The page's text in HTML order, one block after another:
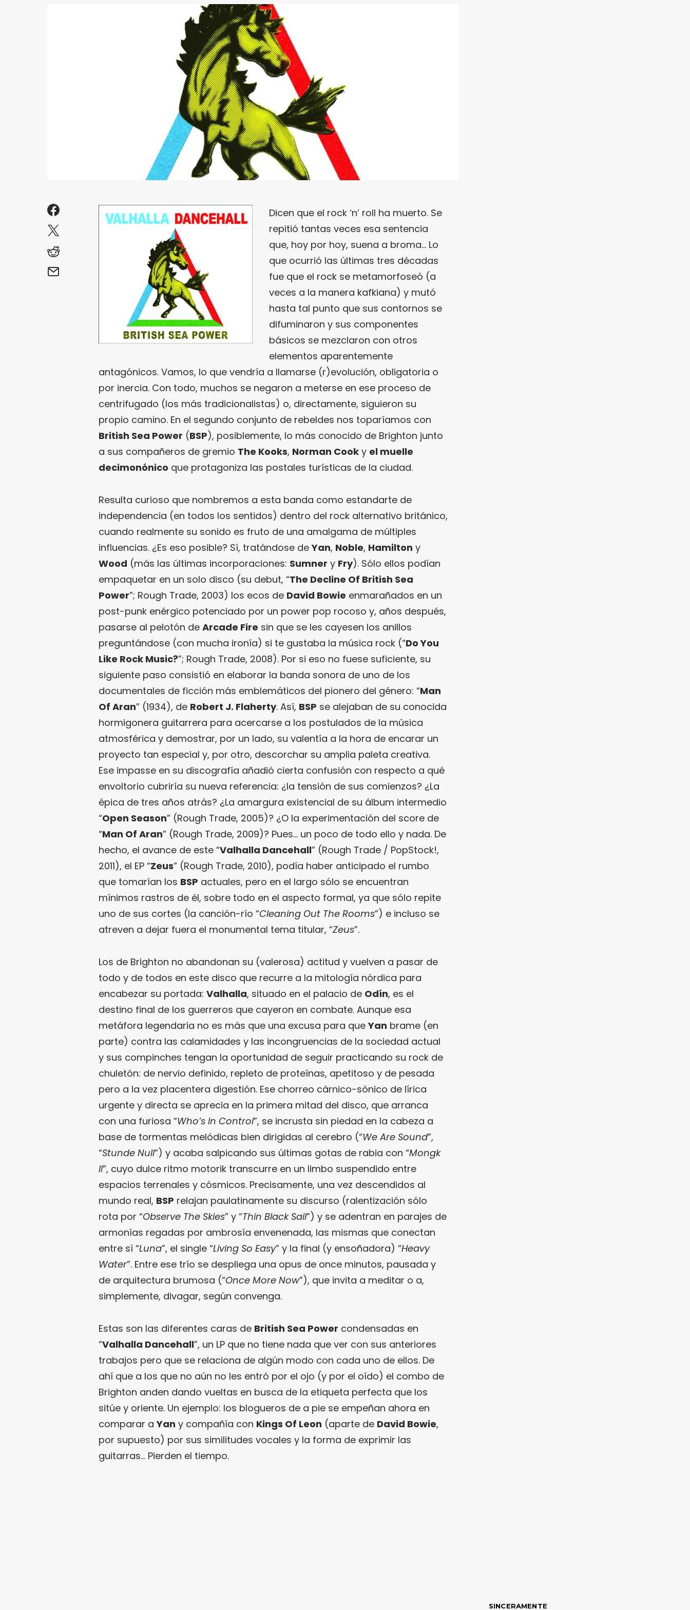
Dicen que el rock ‘n’ roll ha muerto. Se
repitió tantas veces esa sentencia
que, hoy por hoy, suena a broma… Lo
que ocurrió las últimas tres décadas
fue que el rock se metamorfoseó (a
veces a la manera kafkiana) y mutó
hasta tal punto que sus contornos se
difuminaron y sus componentes
básicos se mezclaron con otros
elementos aparentemente
antagónicos. Vamos, lo que vendría a llamarse (r)evolución, obligatoria o
por inercia. Con todo, muchos se negaron a meterse en ese proceso de
centrifugado (los más tradicionalistas) o, directamente, siguieron su
propio camino. En el segundo conjunto de rebeldes nos toparíamos con
British Sea Power (BSP), posiblemente, lo más conocido de Brighton junto
a sus compañeros de gremio The Kooks, Norman Cook y el muelle
decimonónico que protagoniza las postales turísticas de la ciudad.
Resulta curioso que nombremos a esta banda como estandarte de
independencia (en todos los sentidos) dentro del rock alternativo británico,
cuando realmente su sonido es fruto de una amalgama de múltiples
influencias. ¿Es eso posible? Sí, tratándose deYan, Noble, Hamilton y
Wood (más las últimas incorporaciones: Sumner y Fry). Sólo ellos podían
empaquetar en un solo disco (su debut, “The Decline Of British Sea
Power”; Rough Trade, 2003) los ecos de David Bowie enmarañados en un
post-punk enérgico potenciado por un power pop rocoso y, años después,
pasarse al pelotón de Arcade Fire sin que se les cayesen los anillos
preguntándose (con mucha ironía) si te gustaba la música rock (“Do You
Like Rock Music?”; Rough Trade, 2008). Por si eso no fuese suficiente, su
siguiente paso consistió en elaborar la banda sonora de uno de los
documentales de ficción más emblemáticos del pionero del género: “Man
Of Aran” (1934), de Robert J. Flaherty. Así, BSP se alejaban de su conocida
hormigonera guitarrera para acercarse a los postulados de la música
atmosférica y demostrar, por un lado, su valentía a la hora de encarar un
proyecto tan especial y, por otro, descorchar su amplia paleta creativa.
Ese impasse en su discografía añadió cierta confusión con respecto a qué
envoltorio cubriría su nueva referencia: ¿la tensión de sus comienzos? ¿La
épica de tres años atrás? ¿La amargura existencial de su álbum intermedio
“Open Season” (Rough Trade, 2005)? ¿O la experimentación del score de
“Man Of Aran” (Rough Trade, 2009)? Pues… un poco de todo ello y nada. De
hecho, el avance de este “Valhalla Dancehall” (Rough Trade / PopStock!,
2011), el EP “Zeus” (Rough Trade, 2010), podía haber anticipado el rumbo
que tomarían los BSP actuales, pero en el largo sólo se encuentran
mínimos rastros de él, sobre todo en el aspecto formal, ya que sólo repite
uno de sus cortes (la canción-río “Cleaning Out The Rooms”) e incluso se
atreven a dejar fuera el monumental tema titular, “Zeus”.
Los de Brighton no abandonan su (valerosa) actitud y vuelven a pasar de
todo y de todos en este disco que recurre a la mitología nórdica para
encabezar su portada: Valhalla, situado en el palacio de Odín, es el
destino final de los guerreros que cayeron en combate. Aunque esa
metáfora legendaria no es más que una excusa para queYan brame (en
parte) contra las calamidades y las incongruencias de la sociedad actual
y sus compinches tengan la oportunidad de seguir practicando su rock de
chuletón: de nervio definido, repleto de proteínas, apetitoso y de pesada
pero a la vez placentera digestión. Ese chorreo cárnico-sónico de lírica
urgente y directa se aprecia en la primera mitad del disco, que arranca
con una furiosa “Who’s In Control”, se incrusta sin piedad en la cabeza a
base de tormentas melódicas bien dirigidas al cerebro (“We Are Sound”,
“Stunde Null”) y acaba salpicando sus últimas gotas de rabia con “Mongk
II”, cuyo dulce ritmo motorik transcurre en un limbo suspendido entre
espacios terrenales y cósmicos. Precisamente, una vez descendidos al
mundo real, BSP relajan paulatinamente su discurso (ralentización sólo
rota por “Observe The Skies” y “Thin Black Sail”) y se adentran en parajes de
armonías regadas por ambrosía envenenada, las mismas que conectan
entre sí “Luna”, el single “Living So Easy” y la final (y ensoñadora) “Heavy
Water”. Entre ese trío se despliega una opus de once minutos, pausada y
de arquitectura brumosa (“Once More Now”), que invita a meditar o a,
simplemente, divagar, según convenga.
Estas son las diferentes caras de British Sea Power condensadas en
“Valhalla Dancehall”, un LP que no tiene nada que ver con sus anteriores
trabajos pero que se relaciona de algún modo con cada uno de ellos. De
ahí que a los que no aún no les entró por el ojo (y por el oído) el combo de
Brighton anden dando vueltas en busca de la etiqueta perfecta que los
sitúe y oriente. Un ejemplo: los blogueros de a pie se empeñan ahora en
comparar aYan y compañía con Kings Of Leon (aparte de David Bowie,
por supuesto) por sus similitudes vocales y la forma de exprimir las
guitarras… Pierden el tiempo.
SINCERAMENTE